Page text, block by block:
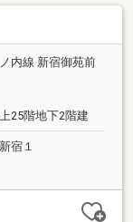
内線 新宿御苑前
25階地下2階建
宿１